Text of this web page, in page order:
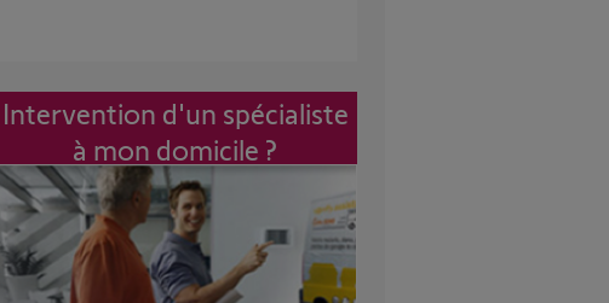
Intervention d'un spécialiste
à mon domicile ?